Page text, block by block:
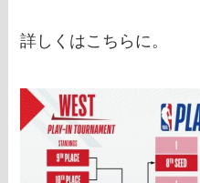
詳しくはこちらに。